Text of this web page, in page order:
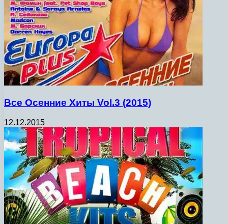
Все Осенние Хиты Vol.3 (2015)
12.12.2015